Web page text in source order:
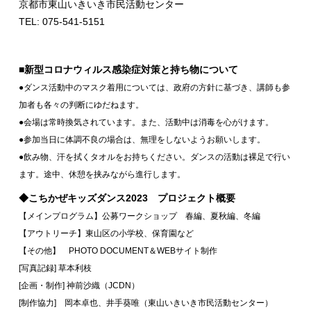
京都市東山いきいき市民活動センター
TEL: 075-541-5151
■新型コロナウィルス感染症対策と持ち物について
●ダンス活動中のマスク着用については、政府の方針に基づき、講師も参
加者も各々の判断にゆだねます。
●会場は常時換気されています。また、活動中は消毒を心がけます。
●参加当日に体調不良の場合は、無理をしないようお願いします。
●飲み物、汗を拭くタオルをお持ちください。ダンスの活動は裸足で行い
ます。途中、休憩を挟みながら進行します。
◆こちかぜキッズダンス2023 プロジェクト概要
【メインプログラム】公募ワークショップ 春編、夏秋編、冬編
【アウトリーチ】東山区の小学校、保育園など
【その他】 PHOTO DOCUMENT＆WEBサイト制作
[写真記録] 草本利枝
[企画・制作] 神前沙織（JCDN）
[制作協力] 岡本卓也、井手葵唯（東山いきいき市民活動センター）